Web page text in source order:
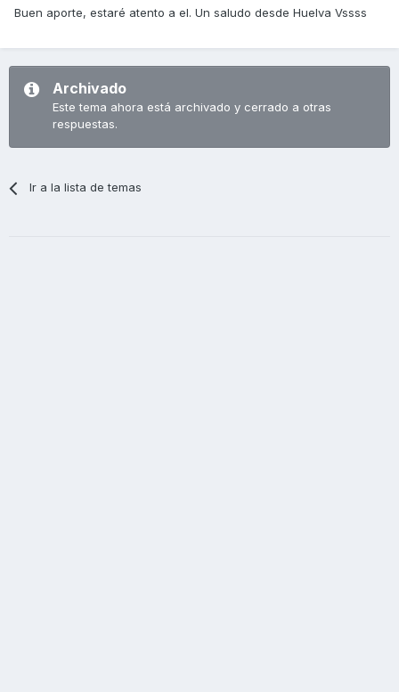
Buen aporte, estaré atento a el. Un saludo desde Huelva Vssss
Archivado
Este tema ahora está archivado y cerrado a otras
respuestas.
Ir a la lista de temas